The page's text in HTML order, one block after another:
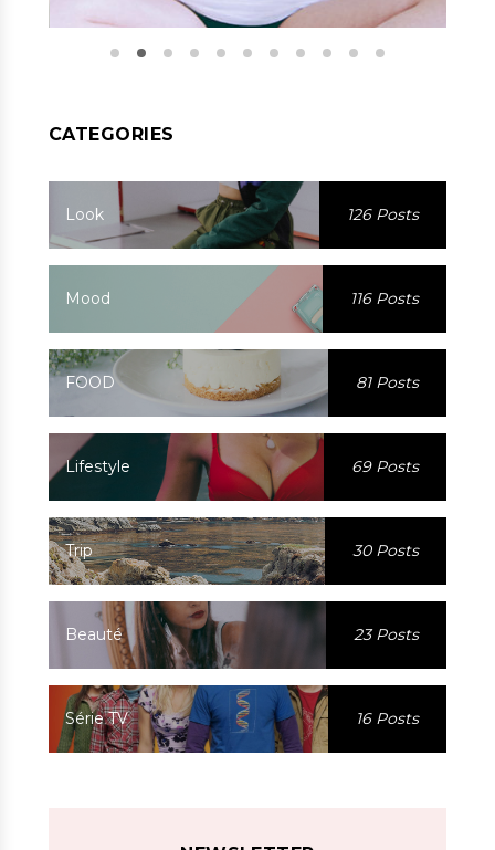
CATEGORIES
Look 126 Posts
Mood 116 Posts
FOOD 81 Posts
Lifestyle 69 Posts
Trip 30 Posts
Beauté 23 Posts
Série TV 16 Posts